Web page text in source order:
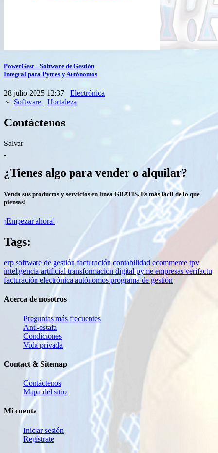
PowerGest – Software de Gestión
Integral para Pymes y Autónomos
28 julio 2025 12:37
Electrónica
» Software Hortaleza
Contáctenos
Salvar
¿Tienes algo para vender o alquilar?
Venda sus productos y servicios en línea GRATIS. Es más fácil de lo que
piensas!
¡Empezar ahora!
Tags:
erp software de gestiónfacturación contabilidadecommerce tpv
inteligencia artificialtransformación digitalpyme empresas verifactu
facturación electrónica autónomos programa de gestión
Acerca de nosotros
Preguntas más frecuentes
Anti-estafa
Condiciones
Vida privada
Contact & Sitemap
Contáctenos
Mapa del sitio
Mi cuenta
Iniciar sesión
Regístrate